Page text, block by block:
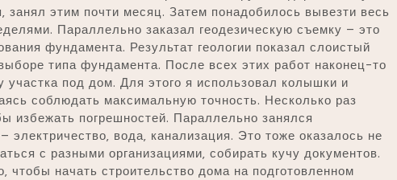
занял этим почти месяц. Затем понадобилось вывезти весь
Параллельно заказал геодезическую съемку – это
фундамента. Результат геологии показал слоистый
типа фундамента. После всех этих работ наконец-то
участка под дом. Для этого я использовал колышки и
соблюдать максимальную точность. Несколько раз
избежать погрешностей. Параллельно занялся
вода‚ канализация. Это тоже оказалось не
с разными организациями‚ собирать кучу документов.
чтобы начать строительство дома на подготовленном